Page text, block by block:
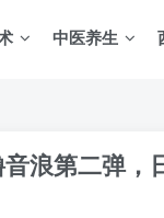
中医养生
浪第二弹，